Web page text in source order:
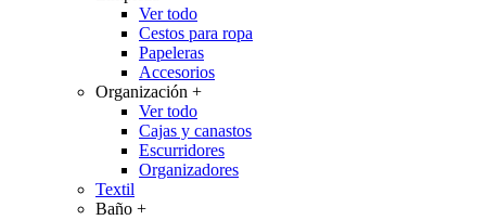
Ver todo
Cestos para ropa
Papeleras
Accesorios
Organización +
Ver todo
Cajas y canastos
Escurridores
Organizadores
Textil
Baño +